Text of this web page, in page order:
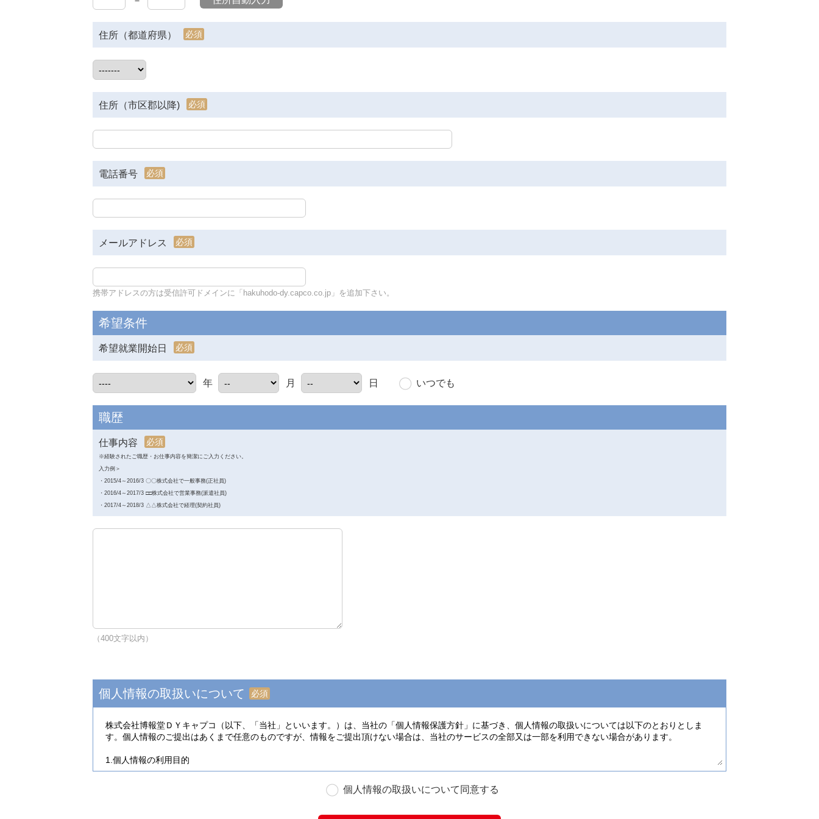
住所（都道府県） 必須
住所（市区郡以降) 必須
電話番号 必須
メールアドレス 必須
携帯アドレスの方は受信許可ドメインに「hakuhodo-dy.capco.co.jp」を追加下さい。
希望条件
希望就業開始日 必須
年 月 日 いつでも
職歴
仕事内容 必須
※経験されたご職歴・お仕事内容を簡潔にご入力ください。
入力例＞
・2015/4～2016/3 〇〇株式会社で一般事務(正社員)
・2016/4～2017/3 □□株式会社で営業事務(派遣社員)
・2017/4～2018/3 △△株式会社で経理(契約社員)
（400文字以内）
個人情報の取扱いについて 必須
個人情報の取扱いについて同意する